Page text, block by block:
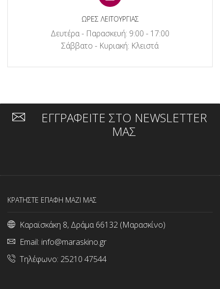
ΩΡΕΣ ΛΕΙΤΟΥΡΓΙΑΣ
Δευτέρα - Παρασκευή: 9:00 - 17:00
Σάββατο - Κυριακή: Κλειστά
ΕΓΓΡΑΦΕΙΤΕ ΣΤΟ NEWSLETTER
ΜΑΣ
ΚΡΑΤΗΣΤΕ ΕΠΑΦΗ ΜΑΖΙ ΜΑΣ
Καραϊσκάκη 8, Δράμα 66132 (Μαρασκίνο)
Email: info@maraskino.gr
Τηλέφωνο: 25210 47544